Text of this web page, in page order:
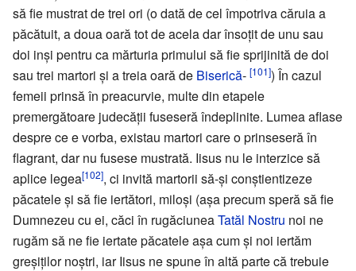
să fie mustrat de trei ori (o dată de cel împotriva căruia a
păcătuit, a doua oară tot de acela dar însoţit de unu sau
doi inşi pentru ca mărturia primului să fie sprijinită de doi
sau trei martori şi a treia oară de Biserică- [101]) În cazul
femeii prinsă în preacurvie, multe din etapele
premergătoare judecăţii fuseseră îndeplinite. Lumea aflase
despre ce e vorba, existau martori care o prinseseră în
flagrant, dar nu fusese mustrată. Iisus nu le interzice să
aplice legea[102], ci invită martorii să-şi conştientizeze
păcatele şi să fie iertători, miloşi (aşa precum speră să fie
Dumnezeu cu ei, căci în rugăciuneaTatăl Nostru noi ne
rugăm să ne fie iertate păcatele aşa cum şi noi iertăm
greşiţilor noştri, iar Iisus ne spune în altă parte că trebuie